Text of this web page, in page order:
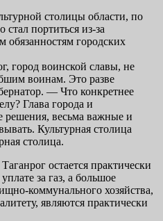
столицы области, по
стал портиться из-за
обязанностям городских
город воинской славы, не
воинам. Это разве
— Что конкретнее
Глава города и
решения, весьма важные и
Культурная столица
столица.
остается практически
за газ, а большое
коммунального хозяйства,
являются практически